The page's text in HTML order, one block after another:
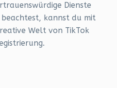
Dienste
kannst du mit
Welt von TikTok